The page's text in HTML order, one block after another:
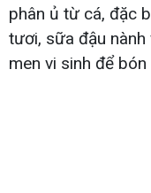
phân ủ từ cá, đặc
tươi, sữa đậu
men vi sinh để bón